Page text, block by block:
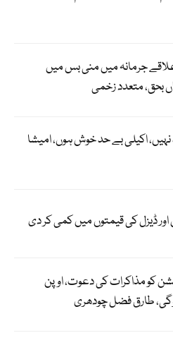
جرمانہ میں منی بس میں
نہیں، اکیلی بے حد خوش ہوں، امیشا
ڈیزل کی قیمتوں میں کمی کر دی
کو مذاکرات کی دعوت، اوپن
طارق فضل چودھری